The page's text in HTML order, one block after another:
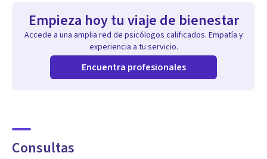
Aptitudes
La intervención destaca por la empatia y profesionalismo
con sus consultantes, con un trato cercano y acorde a la
disponibilidad para atender dudas.
Empieza hoy tu viaje de bienestar
Accede a una amplia red de psicólogos calificados. Empatía y
experiencia a tu servicio.
Encuentra profesionales
Consultas